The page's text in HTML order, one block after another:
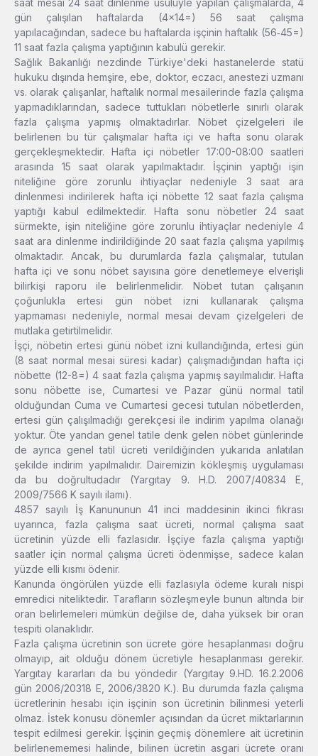
saat mesai 24 saat dinlenme usulüyle yapılan çalışmalarda, 4
gün çalışılan haftalarda (4×14=) 56 saat çalışma
yapılacağından, sadece bu haftalarda işçinin haftalık (56‑45=)
11 saat fazla çalışma yaptığının kabulü gerekir.
Sağlık Bakanlığı nezdinde Türkiye'deki hastanelerde statü
hukuku dışında hemşire, ebe, doktor, eczacı, anestezi uzmanı
vs. olarak çalışanlar, haftalık normal mesailerinde fazla çalışma
yapmadıklarından, sadece tuttukları nöbetlerle sınırlı olarak
fazla çalışma yapmış olmaktadırlar. Nöbet çizelgeleri ile
belirlenen bu tür çalışmalar hafta içi ve hafta sonu olarak
gerçekleşmektedir. Hafta içi nöbetler 17:00-08:00 saatleri
arasında 15 saat olarak yapılmaktadır. İşçinin yaptığı işin
niteliğine göre zorunlu ihtiyaçlar nedeniyle 3 saat ara
dinlenmesi indirilerek hafta içi nöbette 12 saat fazla çalışma
yaptığı kabul edilmektedir. Hafta sonu nöbetler 24 saat
sürmekte, işin niteliğine göre zorunlu ihtiyaçlar nedeniyle 4
saat ara dinlenme indirildiğinde 20 saat fazla çalışma yapılmış
olmaktadır. Ancak, bu durumlarda fazla çalışmalar, tutulan
hafta içi ve sonu nöbet sayısına göre denetlemeye elverişli
bilirkişi raporu ile belirlenmelidir. Nöbet tutan çalışanın
çoğunlukla ertesi gün nöbet izni kullanarak çalışma
yapmaması nedeniyle, normal mesai devam çizelgeleri de
mutlaka getirtilmelidir.
İşçi, nöbetin ertesi günü nöbet izni kullandığında, ertesi gün
(8 saat normal mesai süresi kadar) çalışmadığından hafta içi
nöbette (12-8=) 4 saat fazla çalışma yapmış sayılmalıdır. Hafta
sonu nöbette ise, Cumartesi ve Pazar günü normal tatil
olduğundan Cuma ve Cumartesi gecesi tutulan nöbetlerden,
ertesi gün çalışılmadığı gerekçesi ile indirim yapılma olanağı
yoktur. Öte yandan genel tatile denk gelen nöbet günlerinde
de ayrıca genel tatil ücreti verildiğinden yukarıda anlatılan
şekilde indirim yapılmalıdır. Dairemizin kökleşmiş uygulaması
da bu doğrultudadır (Yargıtay 9. H.D. 2007/40834 E,
2009/7566 K sayılı ilamı).
4857 sayılı İş Kanununun 41 inci maddesinin ikinci fıkrası
uyarınca, fazla çalışma saat ücreti, normal çalışma saat
ücretinin yüzde elli fazlasıdır. İşçiye fazla çalışma yaptığı
saatler için normal çalışma ücreti ödenmişse, sadece kalan
yüzde elli kısmı ödenir.
Kanunda öngörülen yüzde elli fazlasıyla ödeme kuralı nispi
emredici niteliktedir. Tarafların sözleşmeyle bunun altında bir
oran belirlemeleri mümkün değilse de, daha yüksek bir oran
tespiti olanaklıdır.
Fazla çalışma ücretinin son ücrete göre hesaplanması doğru
olmayıp, ait olduğu dönem ücretiyle hesaplanması gerekir.
Yargıtay kararları da bu yöndedir (Yargıtay 9.HD. 16.2.2006
gün 2006/20318 E, 2006/3820 K.). Bu durumda fazla çalışma
ücretlerinin hesabı için işçinin son ücretinin bilinmesi yeterli
olmaz. İstek konusu dönemler açısından da ücret miktarlarının
tespit edilmesi gerekir. İşçinin geçmiş dönemlere ait ücretinin
belirlenememesi halinde, bilinen ücretin asgari ücrete oranı